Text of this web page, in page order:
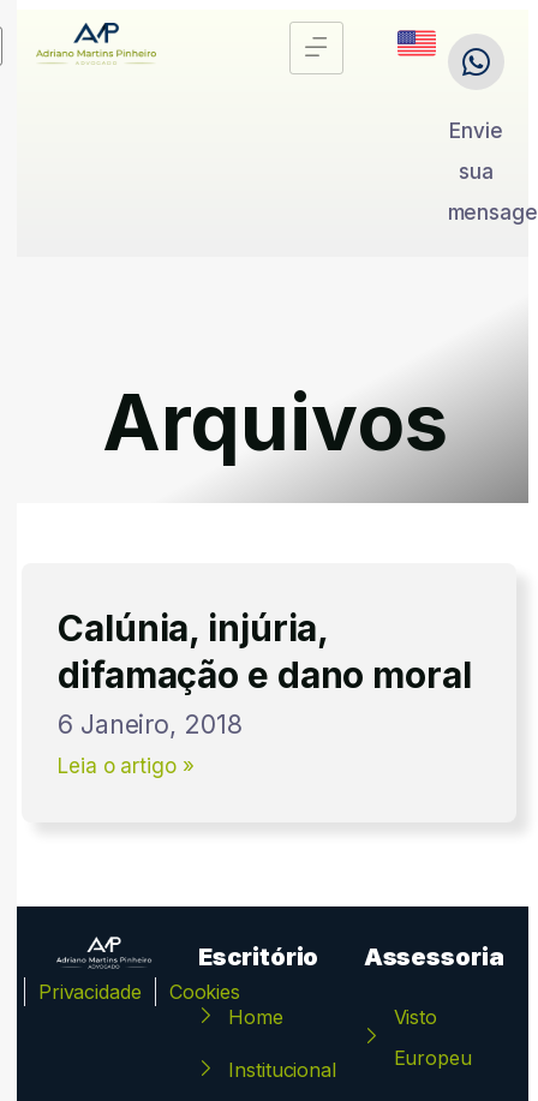
Envie
sua
Arquivos
Calúnia, injúria,
difamação e dano moral
6 Janeiro, 2018
Leia o artigo »
Privacidade Cookies
Escritório
Home
Institucional
Assessoria
Visto
Europeu